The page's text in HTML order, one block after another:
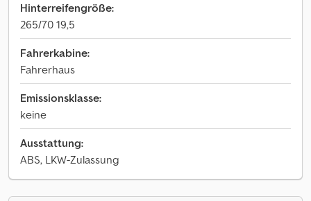
Hinterreifengröße:
265/70 19,5
Fahrerkabine:
Fahrerhaus
Emissionsklasse:
keine
Ausstattung:
ABS, LKW-Zulassung